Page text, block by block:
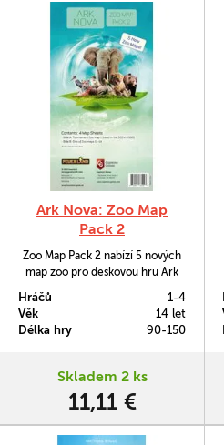
Ark Nova: Zoo Map
Pack 2
Zoo Map Pack 2 nabízí 5 nových
map zoo pro deskovou hru Ark
Hráčů
1-4
Věk
14 let
Délka hry
90-150
Skladem 2 ks
11,11 €